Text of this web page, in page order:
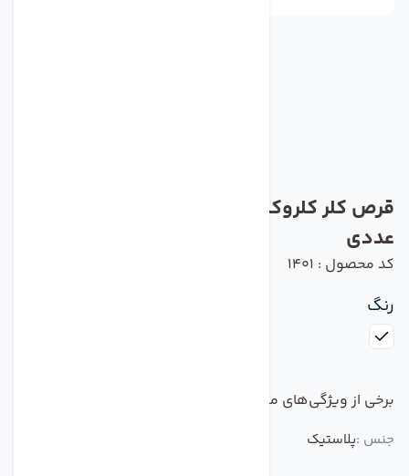
عددی
کد محصول : 1401
رنگ
برخی از ویژگی‌های مهم این محصول :
جنس :پلاستیک